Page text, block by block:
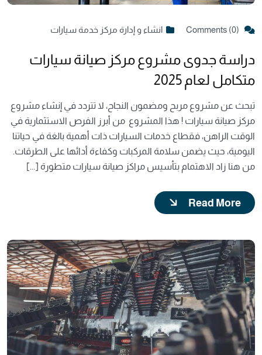
انشاء و إدارة مركز خدمة سيارات
دراسة جدوى مشروع مركز صيانة سيارات
متكامل لعام 2025
تبحث عن مشروع مربح ومضمون النجاح، لا تتردد في إنشاء مشروع
مركز صيانة سيارات ! هذا المشروع من أبرز الفرص الاستثمارية في
الوقت الراهن، فقطاع خدمات السيارات ذات أهمية بالغة في حياتنا
اليومية، حيث يضمن سلامة المركبات وكفاءة أدائها على الطرقات.
من هنا زاد الاهتمام بتأسيس مراكز صيانة سيارات متطورة [...]
Read More